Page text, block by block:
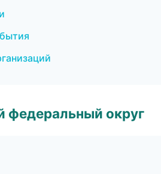
федеральный округ